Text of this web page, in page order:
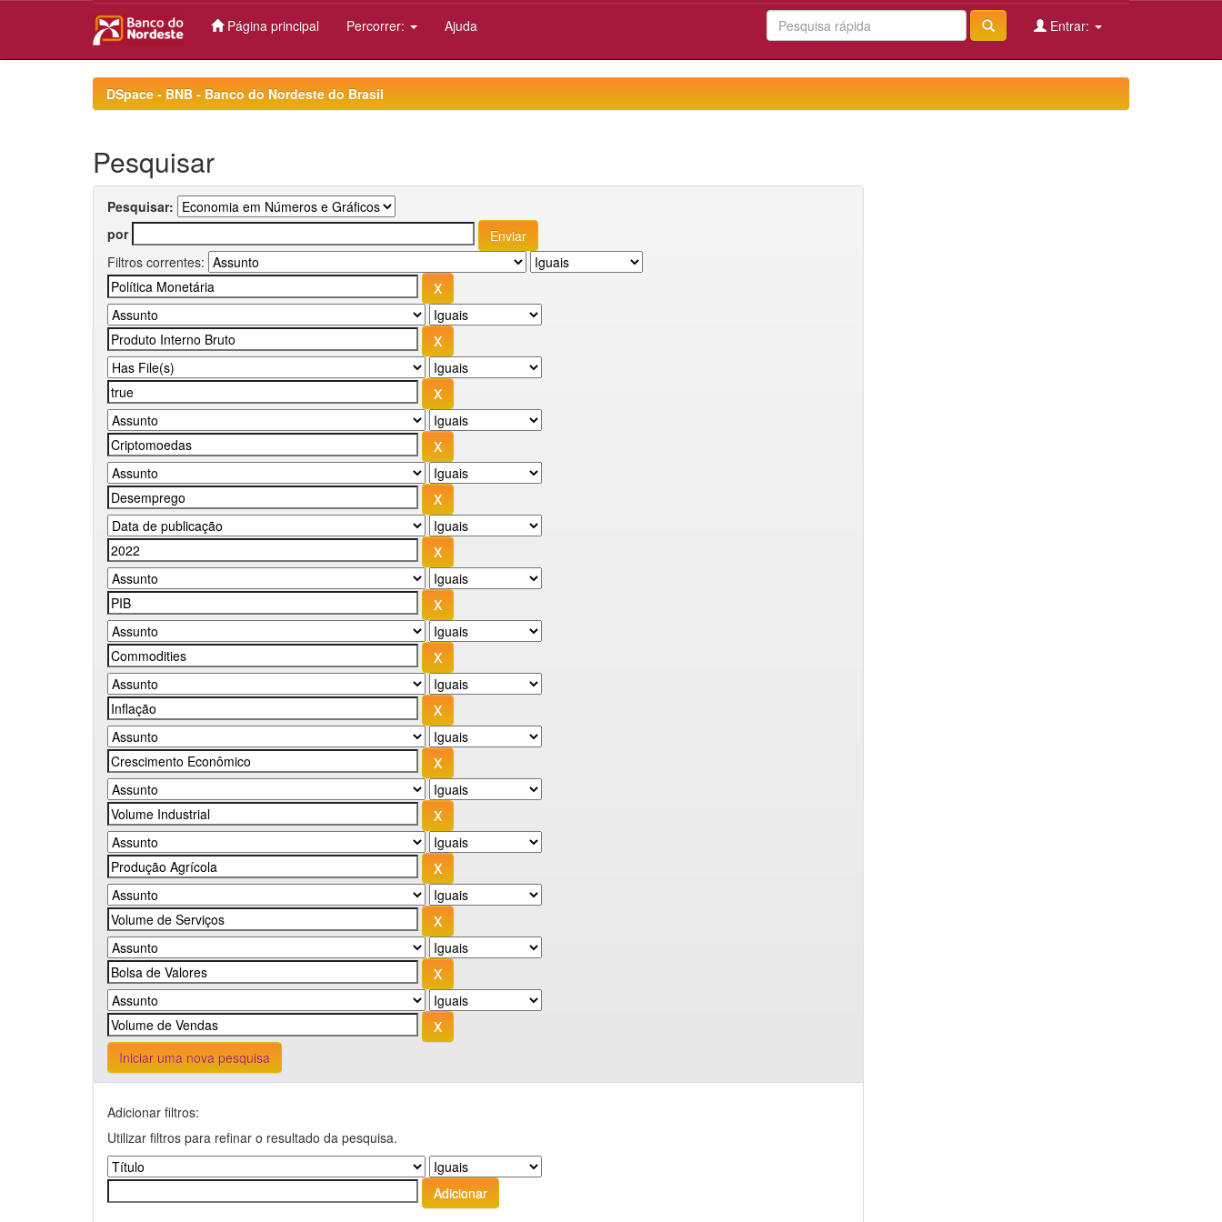
Página principal Percorrer: Ajuda Entrar:
DSpace - BNB - Banco do Nordeste do Brasil
Pesquisar
Pesquisar:
por
Filtros correntes:
Iniciar uma nova pesquisa
Adicionar filtros:
Utilizar filtros para refinar o resultado da pesquisa.